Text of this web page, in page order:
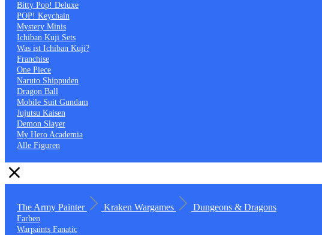
Bitty Pop! Deluxe
POP! Keychain
Mystery Minis
Ichiban Kuji Sets
Was ist Ichiban Kuji?
Franchise
One Piece
Naruto Shippuden
Dragon Ball
Mobile Suit Gundam
Jujutsu Kaisen
Demon Slayer
My Hero Academia
Alle Figuren
The Army Painter Kraken Wargames Dungeons & Dragons
Farben
Warpaints Fanatic